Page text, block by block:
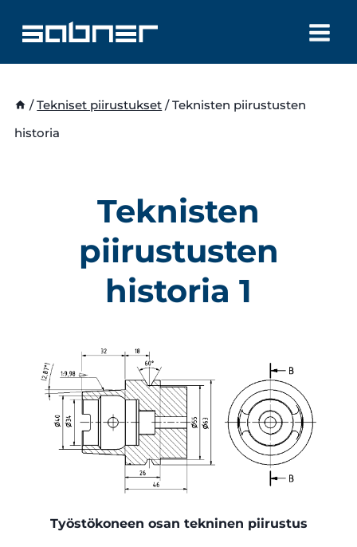
sisältöön
/ Tekniset piirustukset / Teknisten piirustusten
historia
Teknisten
piirustusten
historia 1
Työstökoneen osan tekninen piirustus